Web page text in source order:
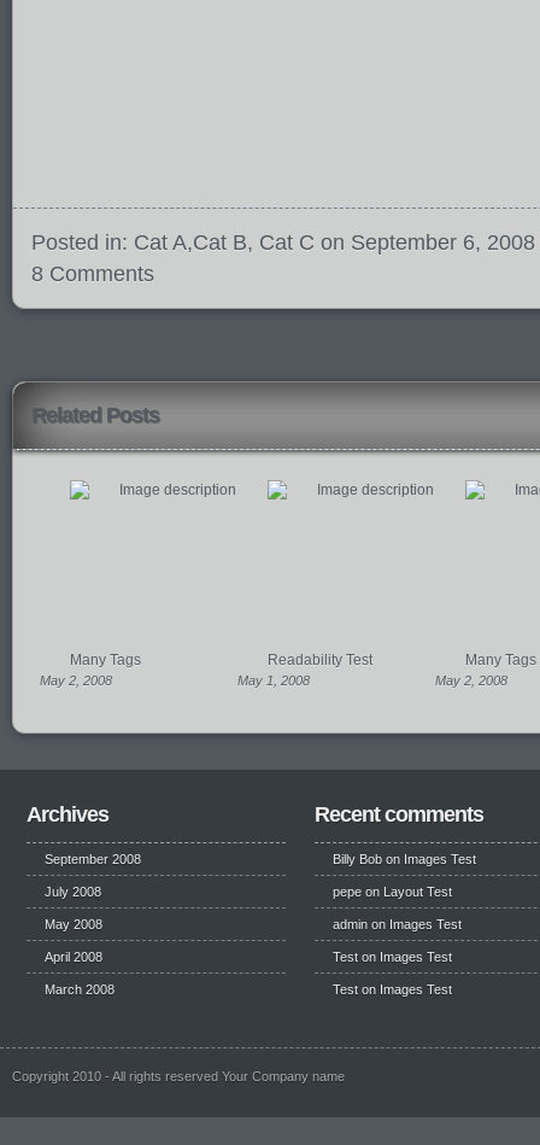
Posted in: Cat A,Cat B, Cat C on September 6, 2008
8 Comments
Related Posts
Many Tags
May 2, 2008
Readability Test
May 1, 2008
Many Tags
May 2, 2008
Archives
September 2008
July 2008
May 2008
April 2008
March 2008
Recent comments
Billy Bob on Images Test
pepe on Layout Test
admin on Images Test
Test on Images Test
Test on Images Test
Copyright 2010 - All rights reserved Your Company name